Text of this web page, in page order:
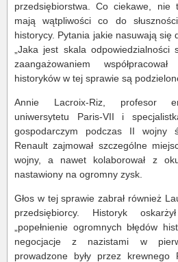
przedsiębiorstwa. Co ciekawe, nie
mają wątpliwości co do
historycy. Pytania jakie nasuwają się
„Jaka jest skala
zaangażowaniem
historyków w tej sprawie są
Annie Lacroix-Riz, profesor
uniwersytetu Paris-VII i
gospodarczym podczas II wojny
Renault zajmował szczególne
wojny, a nawet kolaborował z
nastawiony na ogromny zysk.
Głos w tej sprawie zabrał również
przedsiębiorcy. Historyk
„popełnienie ogromnych błędów
negocjacje z nazistami w
prowadzone były przez krewnego